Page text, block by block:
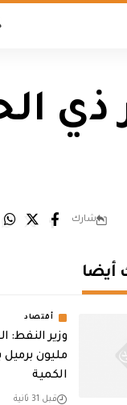
ذي
شارك
أيضا
أقتصاد
مليون
الكمية
قبل 31 ثانية